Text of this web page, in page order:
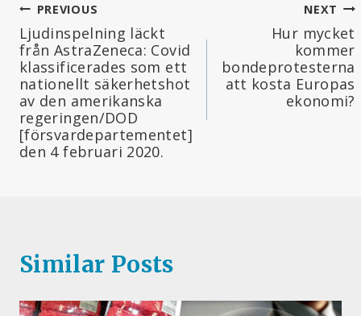
Inläggsnavigering
PREVIOUS
Ljudinspelning läckt
från AstraZeneca: Covid
klassificerades som ett
nationellt säkerhetshot
av den amerikanska
regeringen/DOD
[försvardepartementet]
den 4 februari 2020.
NEXT
Hur mycket
kommer
bondeprotesterna
att kosta Europas
ekonomi?
Similar Posts